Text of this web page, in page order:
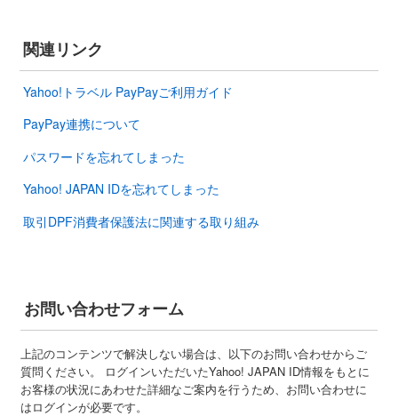
関連リンク
Yahoo!トラベル PayPayご利用ガイド
PayPay連携について
パスワードを忘れてしまった
Yahoo! JAPAN IDを忘れてしまった
取引DPF消費者保護法に関連する取り組み
お問い合わせフォーム
上記のコンテンツで解決しない場合は、以下のお問い合わせからご
質問ください。 ログインいただいたYahoo! JAPAN ID情報をもとに
お客様の状況にあわせた詳細なご案内を行うため、お問い合わせに
はログインが必要です。